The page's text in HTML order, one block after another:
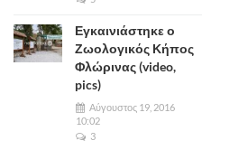
Εγκαινιάστηκε ο
Ζωολογικός Κήπος
Φλώρινας (video,
pics)
Αύγουστος 19, 2016
10:02
3